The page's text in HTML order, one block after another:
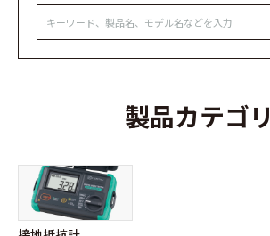
製品カテゴリ